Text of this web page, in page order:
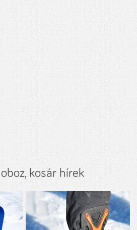
kosár hírek